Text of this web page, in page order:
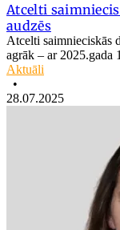
Atcelti
audzēs
Atcelti saimnieciskās
agrāk – ar 2025.gada
Aktuāli
•
28.07.2025